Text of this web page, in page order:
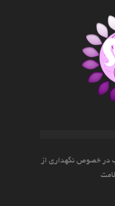
در خصوص نگهداری از